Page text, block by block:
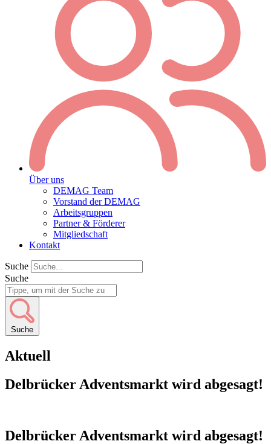
Über uns
DEMAG Team
Vorstand der DEMAG
Arbeitsgruppen
Partner & Förderer
Mitgliedschaft
Kontakt
Suche
Suche
Suche
Aktuell
Delbrücker Adventsmarkt wird abgesagt!
Delbrücker Adventsmarkt wird abgesagt!